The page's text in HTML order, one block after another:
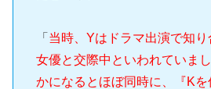
「 当時、Yはドラマ出演で知
女優と交際中といわれていま
かになるとほぼ同時に、『K